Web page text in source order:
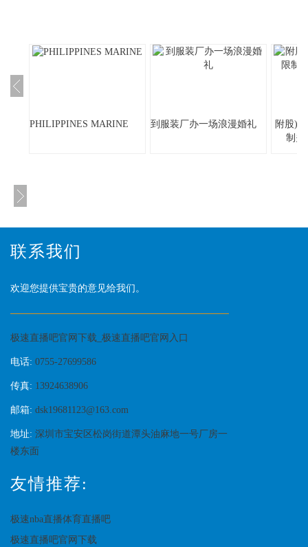
PHILIPPINES MARINE 到服装厂办一场浪漫婚礼
附股)
制关
联系我们
欢迎您提供宝贵的意见给我们。
极速直播吧官网下载_极速直播吧官网入口
电话: 0755-27699586
传真: 13924638906
邮箱: dsk19681123@163.com
地址: 深圳市宝安区松岗街道潭头油麻地一号厂房一
楼东面
友情推荐:
极速nba直播体育直播吧
极速直播吧官网下载